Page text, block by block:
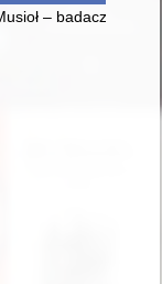
– badacz